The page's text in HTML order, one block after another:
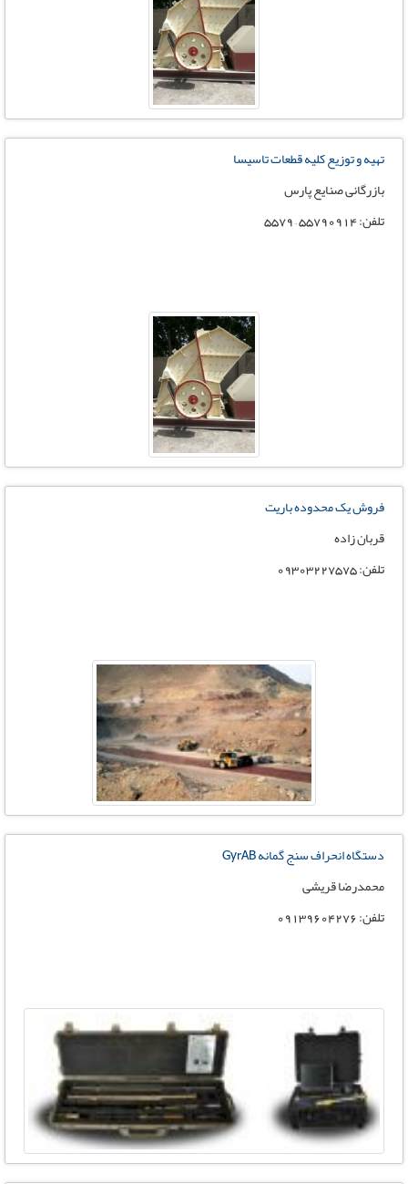
تهیه و توزیع کلیه قطعات تاسیسا
بازرگانی صنایع پارس
تلفن: 55790914 – 5579
فروش يک محدوده باريت
قربان زاده
تلفن: 09303227575
دستگاه انحراف سنج گمانه GyrAB
محمدرضا قریشی
تلفن: 09139604276